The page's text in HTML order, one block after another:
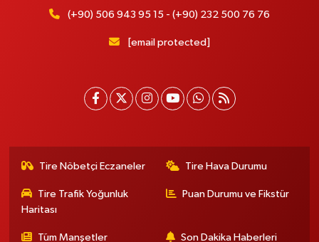
(+90) 506 943 95 15 - (+90) 232 500 76 76
[email protected]
Tire Nöbetçi Eczaneler Tire Hava Durumu
Tire Trafik Yoğunluk
Haritası
Puan Durumu ve Fikstür
Tüm Manşetler Son Dakika Haberleri